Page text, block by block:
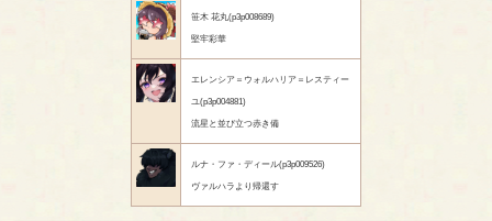
笹木 花丸(p3p008689)
堅牢彩華
エレンシア＝ウォルハリア＝レスティー
ユ(p3p004881)
流星と並び立つ赤き備
ルナ・ファ・ディール(p3p009526)
ヴァルハラより帰還す